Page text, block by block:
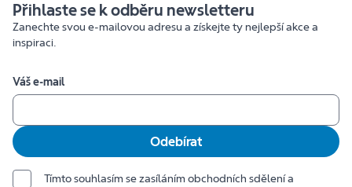
Přihlaste se k odběru newsletteru
Zanechte svou e-mailovou adresu a získejte ty nejlepší akce a
inspiraci.
Váš e-mail
Odebírat
Tímto souhlasím se zasíláním obchodních sdělení a